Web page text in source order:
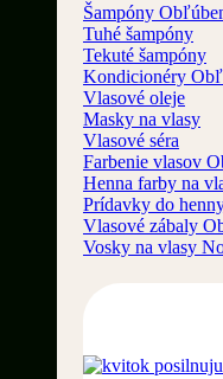
Šampóny
Tuhé šampóny
Tekuté šampóny
Kondicionéry
Vlasové oleje
Masky na vlasy
Vlasové séra
Farbenie vlasov
Henna farby na
Prídavky do
Vlasové zábaly
Vosky na vlasy